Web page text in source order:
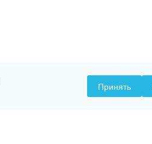
Принять